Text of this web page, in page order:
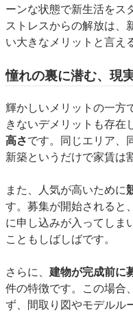
ーンな状態で新生活をス
ストレスからの解放は、
い大きなメリットと言え
憧れの裏に潜む、現
輝かしいメリットの一方
きないデメリットも存在
高さです。同じエリア、
新築というだけで家賃は
また、人気が高いために
す。募集が開始されると
に申し込みが入ってしま
こともしばしばです。
さらに、 建物が完成前に
件の特徴です。この場合
ず、間取り図やモデルル